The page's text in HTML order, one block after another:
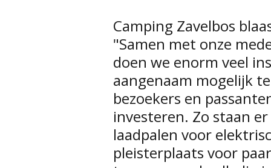
Camping Zavelbos
"Samen met onze
doen we enorm veel
aangenaam mogelijk
bezoekers en
investeren. Zo staan
laadpalen voor
pleisterplaats voor